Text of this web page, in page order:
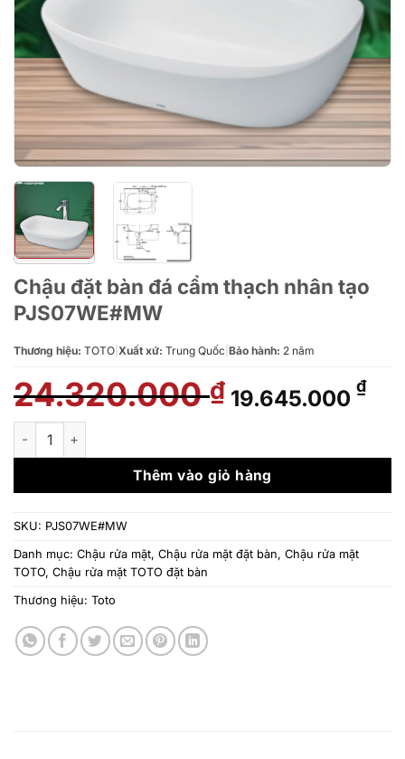
Chậu đặt bàn đá cẩm thạch nhân tạo
PJS07WE#MW
Thương hiệu: TOTO Xuất xứ: Trung Quốc Bảo hành: 2 năm
24.320.000₫ Giá
gốc
24.320.000 ₫.
19.645.000 ₫Giá
là:
Chậu đặt bàn đá cẩm thạch nhân tạo PJS07WE#MW số lượng
Thêm vào giỏ hàng
SKU: PJS07WE#MW
Danh mục: Chậu rửa mặt, Chậu rửa mặt đặt bàn, Chậu rửa mặt
TOTO, Chậu rửa mặt TOTO đặt bàn
Thương hiệu: Toto